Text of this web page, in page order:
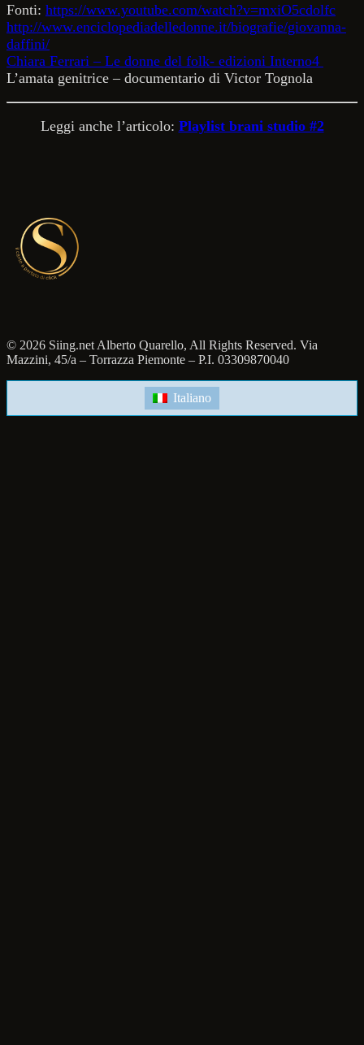
Fonti: https://www.youtube.com/watch?v=mxiO5cdolfc
http://www.enciclopediadelledonne.it/biografie/giovanna-
daffini/
Chiara Ferrari – Le donne del folk- edizioni Interno4
L’amata genitrice – documentario di Victor Tognola
Leggi anche l’articolo: Playlist brani studio #2
© 2026 Siing.net Alberto Quarello, All Rights Reserved. Via
Mazzini, 45/a – Torrazza Piemonte – P.I. 03309870040
Italiano